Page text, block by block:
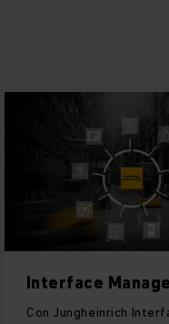
FLUSSO DELLE